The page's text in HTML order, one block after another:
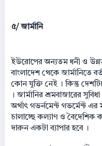
৫/ জার্মানি
ইউরোপের অন্যতম ধনী ও
বাংলাদেশ থেকে জার্মানিতে
কোন যুক্তি নেই । কিন্তু
। জার্মানির শ্রমবাজারের
অর্থাৎ গভর্নমেন্ট গভর্মেন্ট
চালাচ্ছে কল্যাণ ও বৈদেশিক
দারুন একটা ব্যাপার হবে ।